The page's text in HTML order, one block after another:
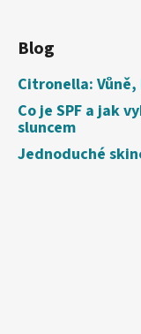
Blog
Citronella:
Co je SPF a jak
sluncem
Jednoduché